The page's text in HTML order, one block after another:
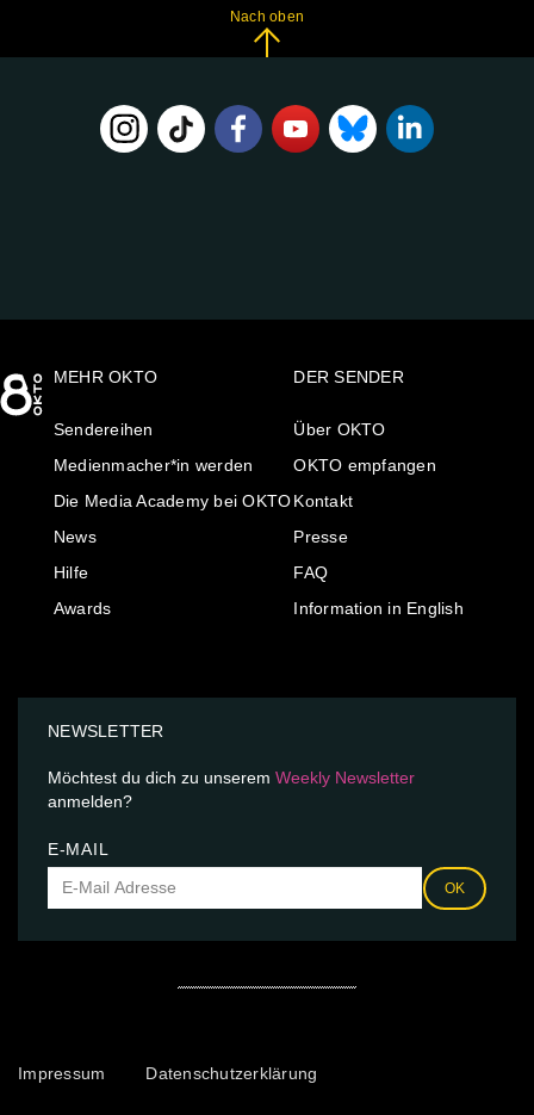
Nach oben
MEHR OKTO
Sendereihen
Medienmacher*in werden
Die Media Academy bei OKTO
News
Hilfe
Awards
DER SENDER
Über OKTO
OKTO empfangen
Kontakt
Presse
FAQ
Information in English
NEWSLETTER
Möchtest du dich zu unserem Weekly Newsletter
anmelden?
E-MAIL
OK
Impressum Datenschutzerklärung